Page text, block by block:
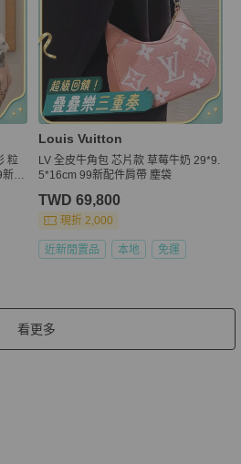
粒
配
Louis Vuitton
LV 全皮牛角包 芯片款 草莓牛奶 29*9.
5*16cm 99新配件肩帶 塵袋
TWD 69,800
現折 2,000
近新閒置品 本地 免運
看更多